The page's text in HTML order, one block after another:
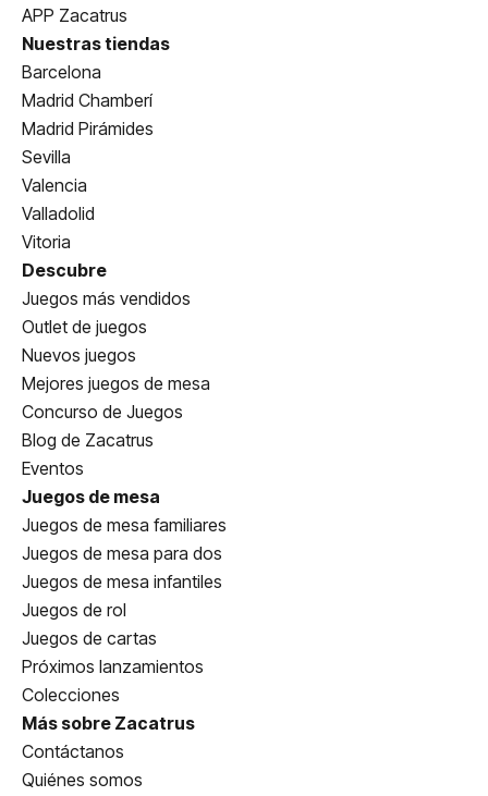
APP Zacatrus
Nuestras tiendas
Barcelona
Madrid Chamberí
Madrid Pirámides
Sevilla
Valencia
Valladolid
Vitoria
Descubre
Juegos más vendidos
Outlet de juegos
Nuevos juegos
Mejores juegos de mesa
Concurso de Juegos
Blog de Zacatrus
Eventos
Juegos de mesa
Juegos de mesa familiares
Juegos de mesa para dos
Juegos de mesa infantiles
Juegos de rol
Juegos de cartas
Próximos lanzamientos
Colecciones
Más sobre Zacatrus
Contáctanos
Quiénes somos